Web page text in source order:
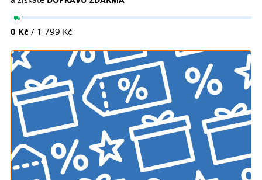
0 Kč / 1 799 Kč